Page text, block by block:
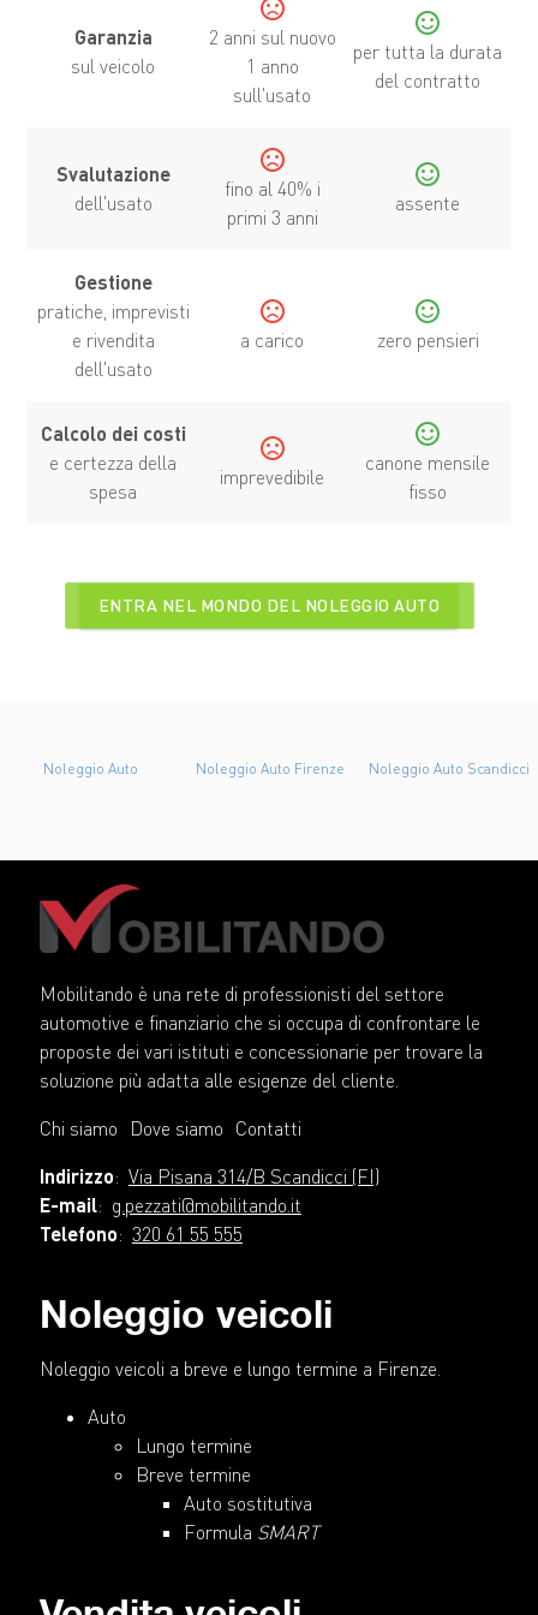
Garanzia
sul veicolo
sentiment_dissatisfied
2 anni sul nuovo
1 anno
sull'usato
sentiment_satisfied
per tutta la durata
del contratto
Svalutazione
dell'usato
sentiment_dissatisfied
fino al 40% i
primi 3 anni
sentiment_satisfied
assente
Gestione
pratiche, imprevisti
e rivendita
dell'usato
sentiment_dissatisfied
a carico
sentiment_satisfied
zero pensieri
Calcolo dei costi
e certezza della
spesa
sentiment_dissatisfied
imprevedibile
sentiment_satisfied
canone mensile
fisso
ENTRA NEL MONDO DEL NOLEGGIO AUTO
Noleggio Auto Firenze Noleggio Auto Scandicci
Noleggio Auto Sesto
Mobilitando è una rete di professionisti del settore
automotive e finanziario che si occupa di confrontare le
proposte dei vari istituti e concessionarie per trovare la
soluzione più adatta alle esigenze del cliente.
Chi siamo
Dove siamo Contatti
Indirizzo: Via Pisana 314/B Scandicci (FI)
E-mail: g.pezzati@mobilitando.it
Telefono: 320 61 55 555
Noleggio veicoli
Noleggio veicoli a breve e lungo termine a Firenze.
Auto
Lungo termine
Breve termine
Auto sostitutiva
Formula SMART